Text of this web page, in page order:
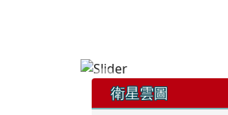
左邊區域內容
衛星雲圖
頁尾區域